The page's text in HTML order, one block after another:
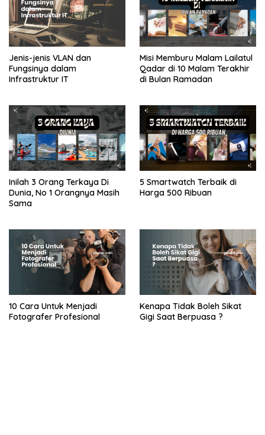
Jenis-jenis VLAN dan
Fungsinya dalam
Infrastruktur IT
Misi Memburu Malam Lailatul
Qadar di 10 Malam Terakhir
di Bulan Ramadan
Inilah 3 Orang Terkaya Di
Dunia, No 1 Orangnya Masih
Sama
5 Smartwatch Terbaik di
Harga 500 Ribuan
10 Cara Untuk Menjadi
Fotografer Profesional
Kenapa Tidak Boleh Sikat
Gigi Saat Berpuasa ?